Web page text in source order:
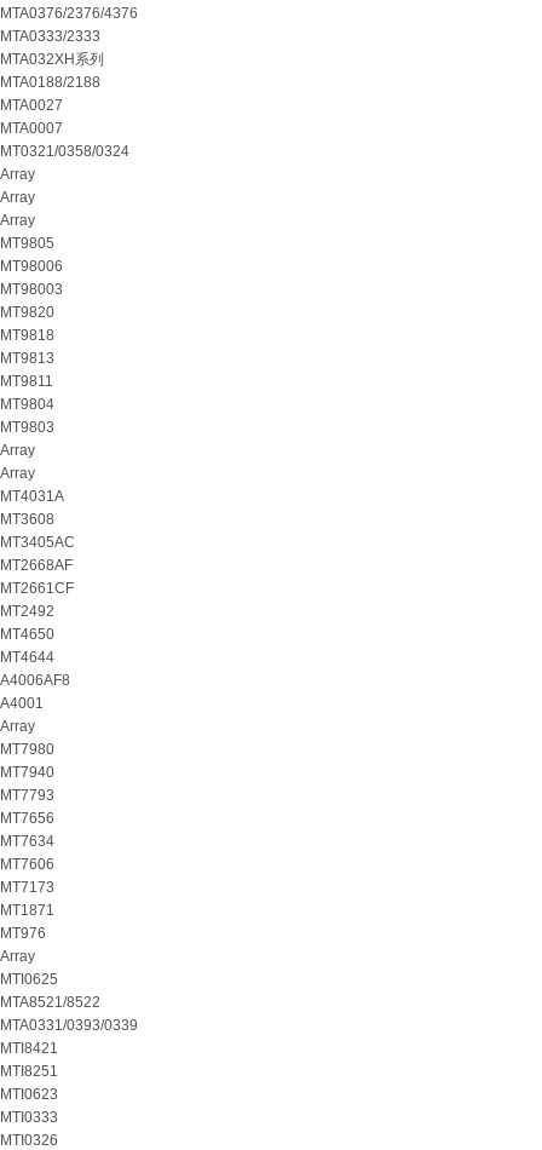
MTA0376/2376/4376
MTA0333/2333
MTA032XH系列
MTA0188/2188
MTA0027
MTA0007
MT0321/0358/0324
Array
Array
Array
MT9805
MT98006
MT98003
MT9820
MT9818
MT9813
MT9811
MT9804
MT9803
Array
Array
MT4031A
MT3608
MT3405AC
MT2668AF
MT2661CF
MT2492
MT4650
MT4644
A4006AF8
A4001
Array
MT7980
MT7940
MT7793
MT7656
MT7634
MT7606
MT7173
MT1871
MT976
Array
MTI0625
MTA8521/8522
MTA0331/0393/0339
MTI8421
MTI8251
MTI0623
MTI0333
MTI0326